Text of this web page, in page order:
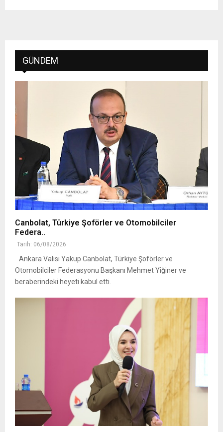
GÜNDEM
Canbolat, Türkiye Şoförler ve Otomobilciler
Federa..
Tarih: 06/08/2026
Ankara Valisi Yakup Canbolat, Türkiye Şoförler ve
Otomobilciler Federasyonu Başkanı Mehmet Yiğiner ve
beraberindeki heyeti kabul etti.